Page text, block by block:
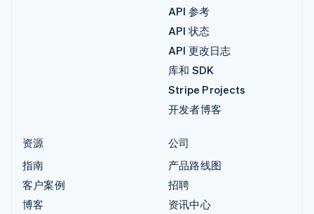
API 参考
API 状态
API 更改日志
库和 SDK
Stripe Projects
开发者博客
资源
指南
客户案例
博客
公司
产品路线图
招聘
资讯中心